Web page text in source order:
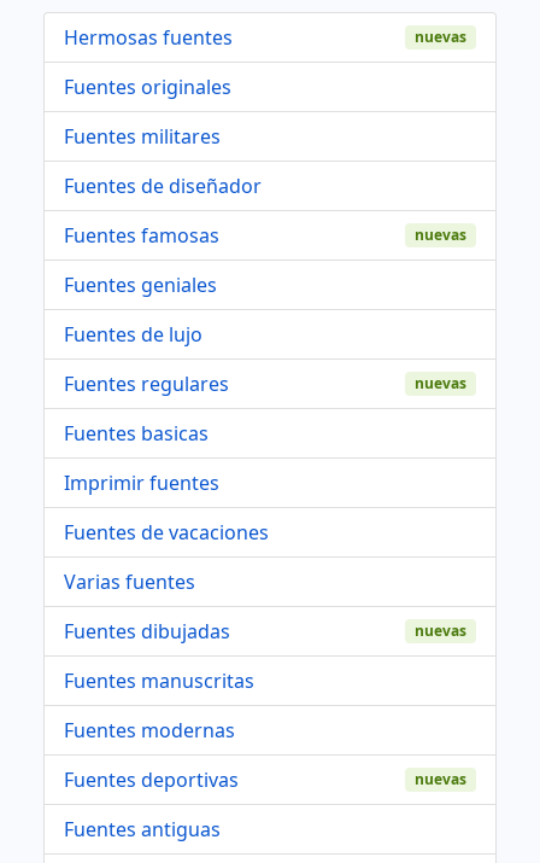
Hermosas fuentes nuevas
Fuentes originales
Fuentes militares
Fuentes de diseñador
Fuentes famosas
nuevas
Fuentes geniales
Fuentes de lujo
Fuentes regulares
nuevas
Fuentes basicas
Imprimir fuentes
Fuentes de vacaciones
Varias fuentes
Fuentes dibujadas
nuevas
Fuentes manuscritas
Fuentes modernas
Fuentes deportivas
nuevas
Fuentes antiguas